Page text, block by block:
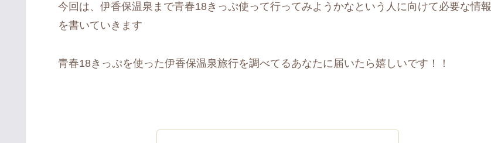
今回は、伊香保温泉まで青春18きっぷ使って行ってみようかなという人に向けて必要な情報
を書いていきます
青春18きっぷを使った伊香保温泉旅行を調べてるあなたに届いたら嬉しいです！！